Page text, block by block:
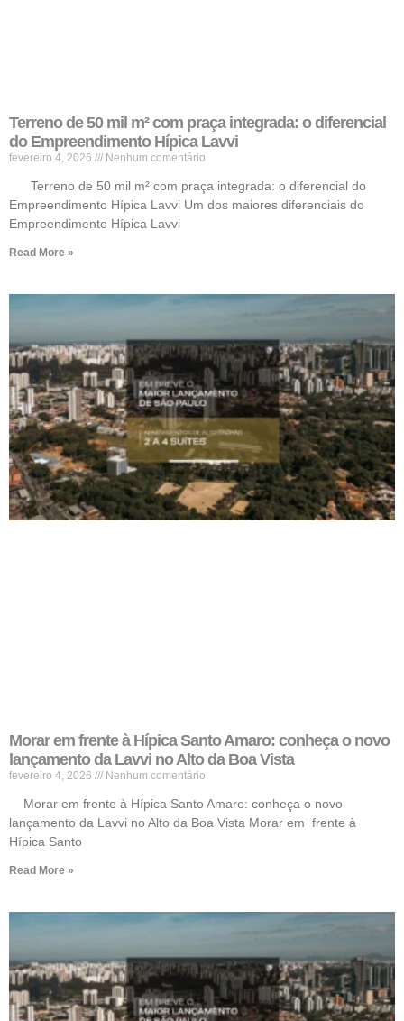
Terreno de 50 mil m² com praça integrada: o diferencial
do Empreendimento Hípica Lavvi
fevereiro 4, 2026 Nenhum comentário
Terreno de 50 mil m² com praça integrada: o diferencial do
Empreendimento Hípica Lavvi Um dos maiores diferenciais do
Empreendimento Hípica Lavvi
Read More »
Morar em frente à Hípica Santo Amaro: conheça o novo
lançamento da Lavvi no Alto da Boa Vista
fevereiro 4, 2026 Nenhum comentário
Morar em frente à Hípica Santo Amaro: conheça o novo
lançamento da Lavvi no Alto da Boa Vista Morar em frente à
Hípica Santo
Read More »